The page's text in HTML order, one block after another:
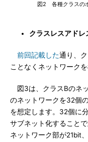
図2 各種クラスの
クラスレスアドレ
前回記載した通り、
ことなくネットワークを
図3は、クラスBのネ
のネットワークを32個
を想定します。32個に
サブネット化すること
ネットワーク部が21bit